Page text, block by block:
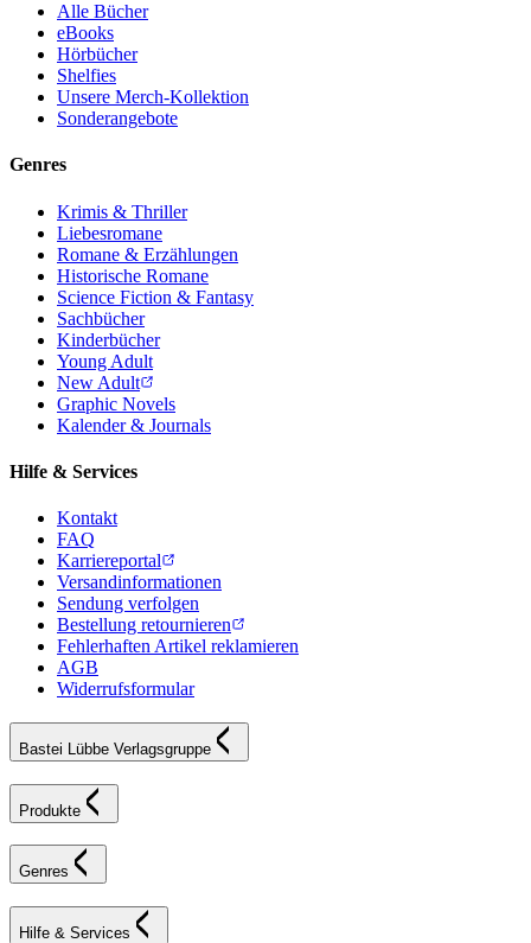
Alle Bücher
eBooks
Hörbücher
Shelfies
Unsere Merch-Kollektion
Sonderangebote
Genres
Krimis & Thriller
Liebesromane
Romane & Erzählungen
Historische Romane
Science Fiction & Fantasy
Sachbücher
Kinderbücher
Young Adult
New Adult
Graphic Novels
Kalender & Journals
Hilfe & Services
Kontakt
FAQ
Karriereportal
Versandinformationen
Sendung verfolgen
Bestellung retournieren
Fehlerhaften Artikel reklamieren
AGB
Widerrufsformular
Bastei Lübbe Verlagsgruppe
Produkte
Genres
Hilfe & Services